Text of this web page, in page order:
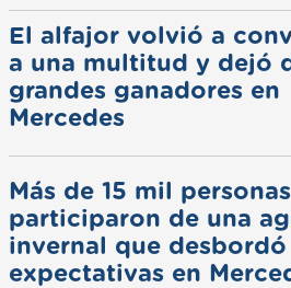
El alfajor volvió a
a una multitud y dejó
grandes ganadores en
Mercedes
Más de 15 mil personas
participaron de una
invernal que desbordó
expectativas en